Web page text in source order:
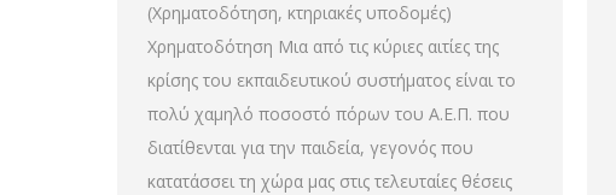
(Χρηματοδότηση, κτηριακές υποδομές)
Χρηματοδότηση Μια από τις κύριες αιτίες της
κρίσης του εκπαιδευτικού συστήματος είναι το
πολύ χαμηλό ποσοστό πόρων του Α.Ε.Π. που
διατίθενται για την παιδεία, γεγονός που
κατατάσσει τη χώρα μας στις τελευταίες θέσεις